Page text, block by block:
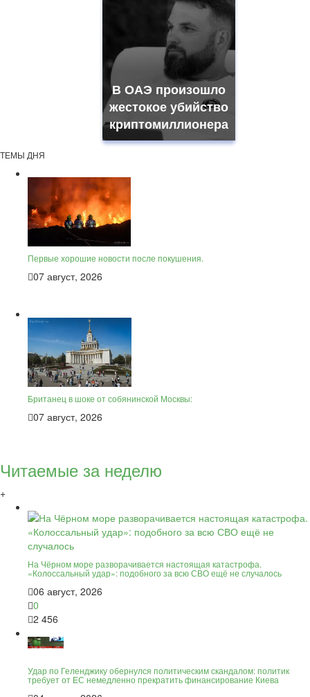
В ОАЭ произошло
жестокое убийство
криптомиллионера
ТЕМЫ ДНЯ
Первые хорошие новости после покушения.
07 август, 2026
Британец в шоке от собянинской Москвы:
07 август, 2026
Читаемые за неделю
+
На Чёрном море разворачивается настоящая катастрофа.
«Колоссальный удар»: подобного за всю СВО ещё не случалось
06 август, 2026
0
2 456
Удар по Геленджику обернулся политическим скандалом: политик
требует от ЕС немедленно прекратить финансирование Киева